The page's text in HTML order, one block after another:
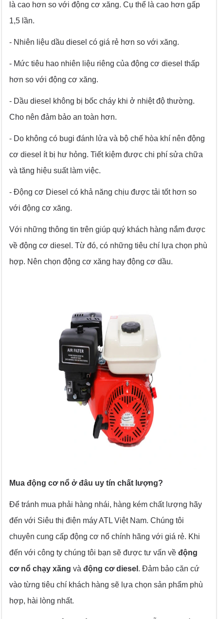
là cao hơn so với động cơ xăng. Cụ thể là cao hơn gấp
1,5 lần.
- Nhiên liệu dầu diesel có giá rẻ hơn so với xăng.
- Mức tiêu hao nhiên liệu riêng của động cơ diesel thấp
hơn so với động cơ xăng.
- Dầu diesel không bị bốc cháy khi ở nhiệt độ thường.
Cho nên đảm bảo an toàn hơn.
- Do không có bugi đánh lửa và bộ chế hòa khí nên động
cơ diesel ít bị hư hỏng. Tiết kiệm được chi phí sửa chữa
và tăng hiệu suất làm việc.
- Động cơ Diesel có khả năng chịu được tải tốt hơn so
với động cơ xăng.
Với những thông tin trên giúp quý khách hàng nắm được
về động cơ diesel. Từ đó, có những tiêu chí lựa chọn phù
hợp. Nên chọn động cơ xăng hay động cơ dầu.
Mua động cơ nổ ở đâu uy tín chất lượng?
Để tránh mua phải hàng nhái, hàng kém chất lượng hãy
đến với Siêu thị điện máy ATL Việt Nam. Chúng tôi
chuyên cung cấp động cơ nổ chính hãng với giá rẻ. Khi
đến với công ty chúng tôi bạn sẽ được tư vấn vềđộng
cơ nổ chạy xăngvà động cơ diesel . Đảm bảo căn cứ
vào từng tiêu chí khách hàng sẽ lựa chọn sản phẩm phù
hợp, hài lòng nhất.